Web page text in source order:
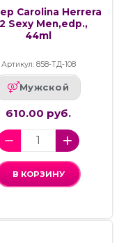
Carolina Herrera
Sexy Men,edp.,
44ml
Артикул: 858-ТД-108
Мужской
610.00 руб.
В КОРЗИНУ